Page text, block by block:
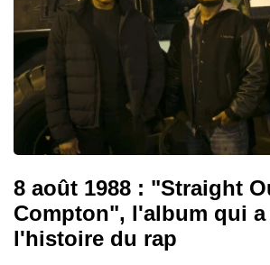
8 août 1988 : "Straight
Compton", l'album qui a
l'histoire du rap